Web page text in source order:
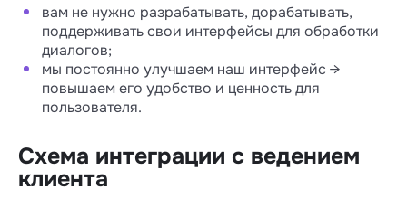
вам не нужно разрабатывать, дорабатывать,
поддерживать свои интерфейсы для обработки
диалогов;
мы постоянно улучшаем наш интерфейс →
повышаем его удобство и ценность для
пользователя.
Схема интеграции с ведением
клиента